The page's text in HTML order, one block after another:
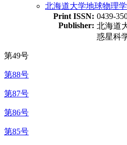
北海道大学地球物理
Print ISSN: 0439-
Publisher: 北海道
惑星科
第49号
第88号
第87号
第86号
第85号